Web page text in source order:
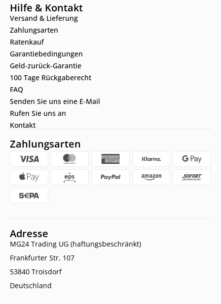
Hilfe & Kontakt
Versand & Lieferung
Zahlungsarten
Ratenkauf
Garantiebedingungen
Geld-zurück-Garantie
100 Tage Rückgaberecht
FAQ
Senden Sie uns eine E-Mail
Rufen Sie uns an
Kontakt
Zahlungsarten
Adresse
MG24 Trading UG (haftungsbeschränkt)
Frankfurter Str. 107
53840 Troisdorf
Deutschland